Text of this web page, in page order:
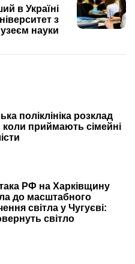
в Україні
з
науки
поліклініка розклад
коли приймають сімейні
РФ на Харківщину
до масштабного
світла у Чугуєві:
світло